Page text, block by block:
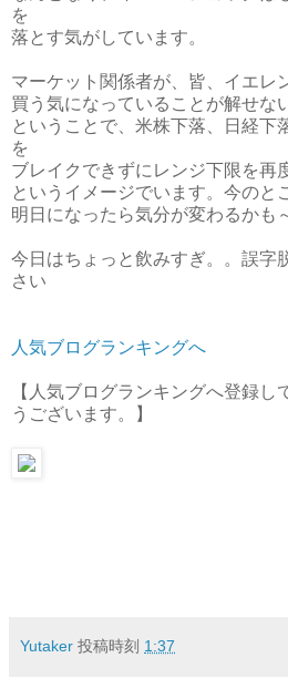
を
落とす気がしています。
マーケット関係者が、皆、イエレ
買う気になっていることが解せな
ということで、米株下落、日経下
を
ブレイクできずにレンジ下限を再
というイメージでいます。今のと
明日になったら気分が変わるかも
今日はちょっと飲みすぎ。。誤字
さい
人気ブログランキングへ
【人気ブログランキングへ登録し
うございます。】
Yutaker 投稿時刻 1:37